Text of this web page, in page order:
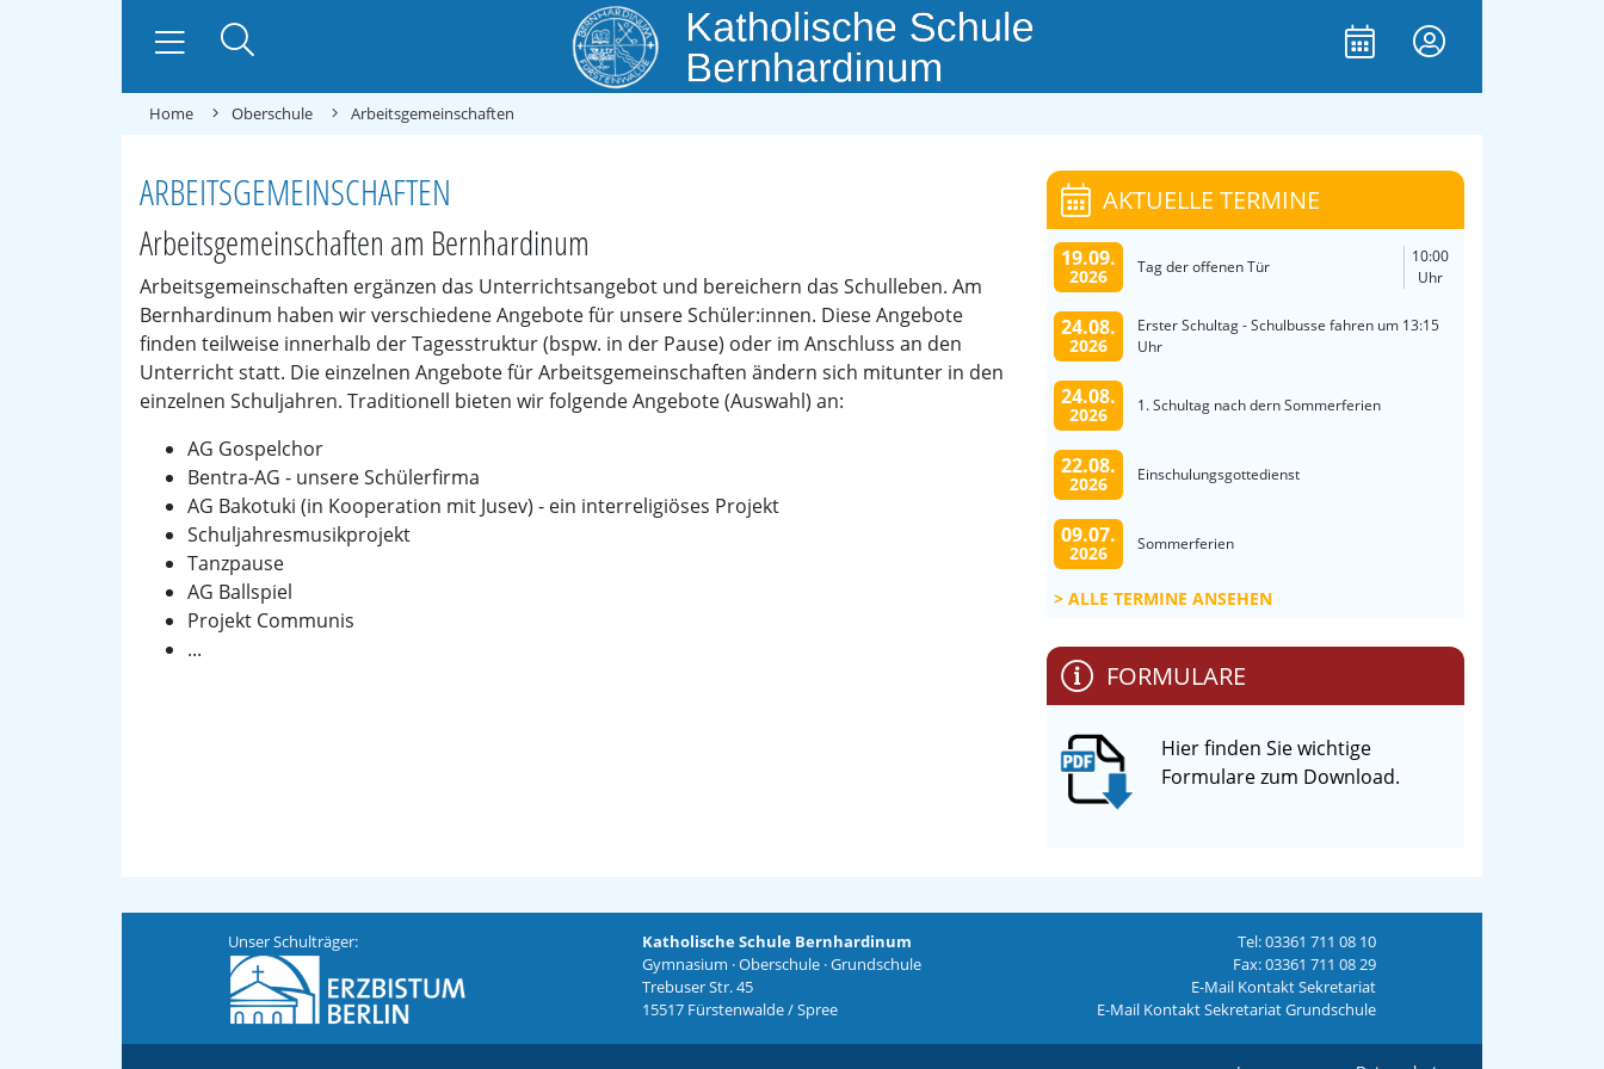
Home Oberschule Arbeitsgemeinschaften
ARBEITSGEMEINSCHAFTEN
Arbeitsgemeinschaften am Bernhardinum
Arbeitsgemeinschaften ergänzen das Unterrichtsangebot und bereichern das Schulleben. Am
Bernhardinum haben wir verschiedene Angebote für unsere Schüler:innen. Diese Angebote
finden teilweise innerhalb der Tagesstruktur (bspw. in der Pause) oder im Anschluss an den
Unterricht statt. Die einzelnen Angebote für Arbeitsgemeinschaften ändern sich mitunter in den
einzelnen Schuljahren. Traditionell bieten wir folgende Angebote (Auswahl) an:
AG Gospelchor
Bentra-AG - unsere Schülerfirma
AG Bakotuki (in Kooperation mit Jusev) - ein interreligiöses Projekt
Schuljahresmusikprojekt
Tanzpause
AG Ballspiel
Projekt Communis
...
AKTUELLE TERMINE
19.09.
2026 Tag der offenen Tür
10:00
Uhr
24.08.
2026
Erster Schultag - Schulbusse fahren um 13:15
Uhr
24.08.
2026 1. Schultag nach dern Sommerferien
22.08.
2026 Einschulungsgottedienst
09.07.
2026 Sommerferien
ALLE TERMINE ANSEHEN
FORMULARE
Hier finden Sie wichtige
Formulare zum Download.
Unser Schulträger:
Katholische Schule Bernhardinum
Gymnasium · Oberschule · Grundschule
Trebuser Str. 45
15517 Fürstenwalde / Spree
Tel: 03361 711 08 10
Fax: 03361 711 08 29
E-Mail Kontakt Sekretariat
E-Mail Kontakt Sekretariat Grundschule